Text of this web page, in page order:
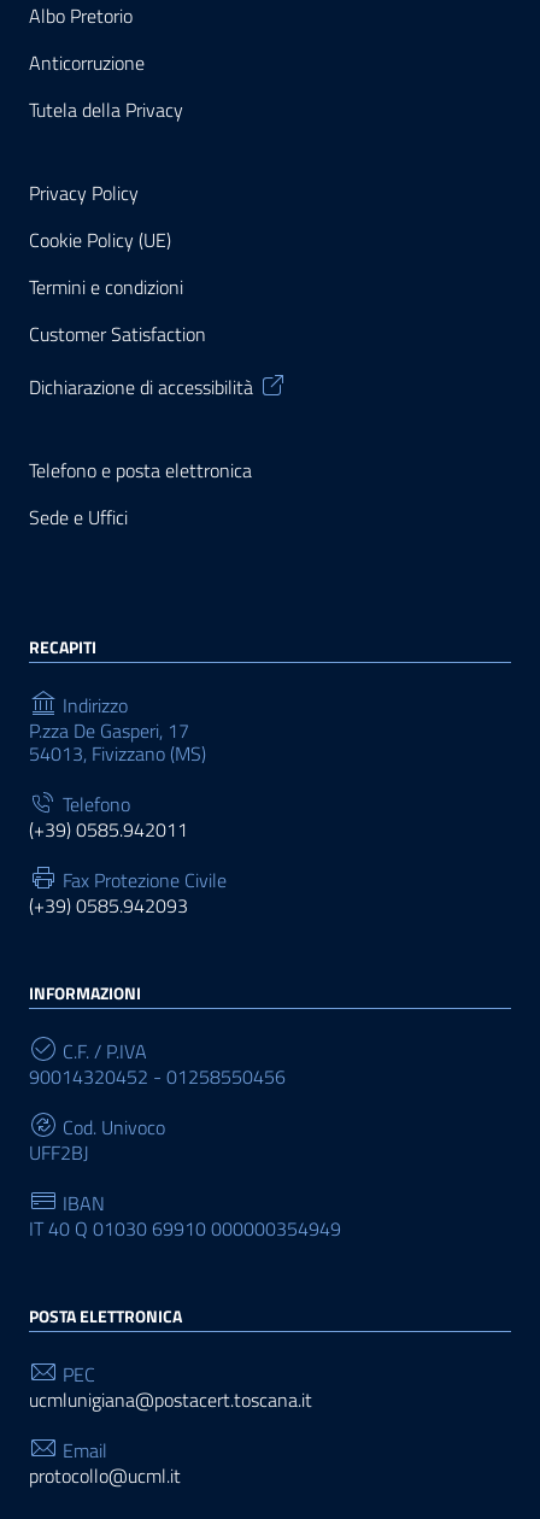
Albo Pretorio
Anticorruzione
Tutela della Privacy
Privacy Policy
Cookie Policy (UE)
Termini e condizioni
Customer Satisfaction
Dichiarazione di accessibilità
Telefono e posta elettronica
Sede e Uffici
RECAPITI
Indirizzo
P.zza De Gasperi, 17
54013, Fivizzano (MS)
Telefono
(+39) 0585.942011
Fax Protezione Civile
(+39) 0585.942093
INFORMAZIONI
C.F. / P.IVA
90014320452 - 01258550456
Cod. Univoco
UFF2BJ
IBAN
IT 40 Q 01030 69910 000000354949
POSTA ELETTRONICA
PEC
ucmlunigiana@postacert.toscana.it
Email
protocollo@ucml.it